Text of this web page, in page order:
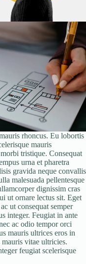
rhoncus. Eu lobortis
mauris
tristique. Consequat
urna et pharetra
gravida neque convallis
malesuada pellentesque
dignissim cras
ut ornare lectus sit. Eget
ut consequat semper
integer. Feugiat in ante
ac odio tempor orci
mauris ultrices eros in
vitae ultricies.
feugiat scelerisque